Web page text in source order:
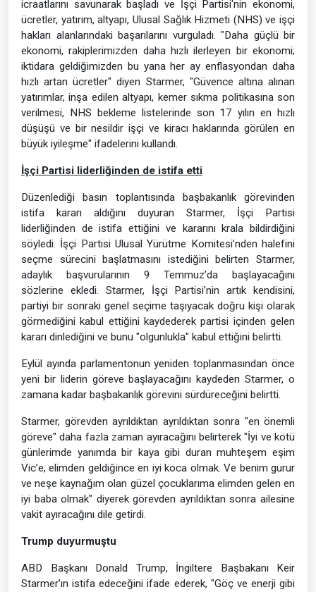
icraatlarını savunarak başladı ve İşçi Partisi'nin ekonomi,
ücretler, yatırım, altyapı, Ulusal Sağlık Hizmeti (NHS) ve işçi
hakları alanlarındaki başarılarını vurguladı. "Daha güçlü bir
ekonomi, rakiplerimizden daha hızlı ilerleyen bir ekonomi;
iktidara geldiğimizden bu yana her ay enflasyondan daha
hızlı artan ücretler" diyen Starmer, "Güvence altına alınan
yatırımlar, inşa edilen altyapı, kemer sıkma politikasına son
verilmesi, NHS bekleme listelerinde son 17 yılın en hızlı
düşüşü ve bir nesildir işçi ve kiracı haklarında görülen en
büyük iyileşme" ifadelerini kullandı.
İşçi Partisi liderliğinden de istifa etti
Düzenlediği basın toplantısında başbakanlık görevinden
istifa kararı aldığını duyuran Starmer, İşçi Partisi
liderliğinden de istifa ettiğini ve kararını krala bildirdiğini
söyledi. İşçi Partisi Ulusal Yürütme Komitesi’nden halefini
seçme sürecini başlatmasını istediğini belirten Starmer,
adaylık başvurularının 9 Temmuz’da başlayacağını
sözlerine ekledi. Starmer, İşçi Partisi’nin artık kendisini,
partiyi bir sonraki genel seçime taşıyacak doğru kişi olarak
görmediğini kabul ettiğini kaydederek partisi içinden gelen
kararı dinlediğini ve bunu "olgunlukla" kabul ettiğini belirtti.
Eylül ayında parlamentonun yeniden toplanmasından önce
yeni bir liderin göreve başlayacağını kaydeden Starmer, o
zamana kadar başbakanlık görevini sürdüreceğini belirtti.
Starmer, görevden ayrıldıktan ayrıldıktan sonra "en önemli
göreve" daha fazla zaman ayıracağını belirterek "İyi ve kötü
günlerimde yanımda bir kaya gibi duran muhteşem eşim
Vic’e, elimden geldiğince en iyi koca olmak. Ve benim gurur
ve neşe kaynağım olan güzel çocuklarıma elimden gelen en
iyi baba olmak" diyerek görevden ayrıldıktan sonra ailesine
vakit ayıracağını dile getirdi.
Trump duyurmuştu
ABD Başkanı Donald Trump, İngiltere Başbakanı Keir
Starmer’ın istifa edeceğini ifade ederek, "Göç ve enerji gibi